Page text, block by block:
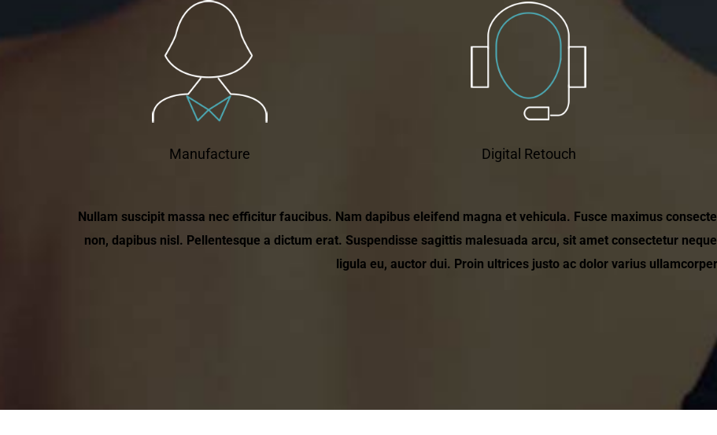
Manufacture Digital Retouch
Nullam suscipit massa nec efficitur faucibus. Nam dapibus eleifend magna et vehicula. Fusce maximus
non, dapibus nisl. Pellentesque a dictum erat. Suspendisse sagittis malesuada arcu, sit amet consectetur
ligula eu, auctor dui. Proin ultrices justo ac dolor varius